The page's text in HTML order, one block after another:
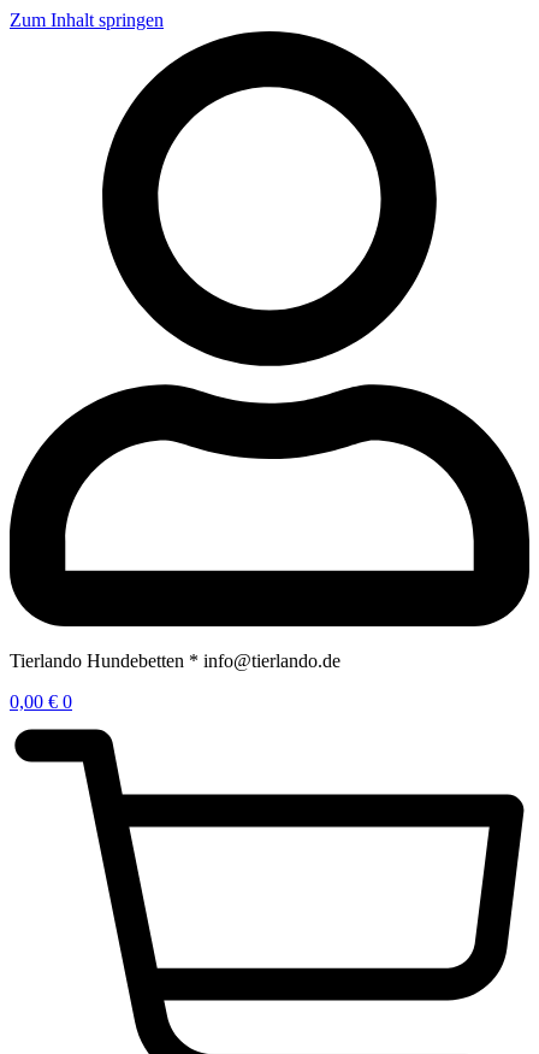
Zum Inhalt springen
Tierlando Hundebetten * info@tierlando.de
0,00 € 0